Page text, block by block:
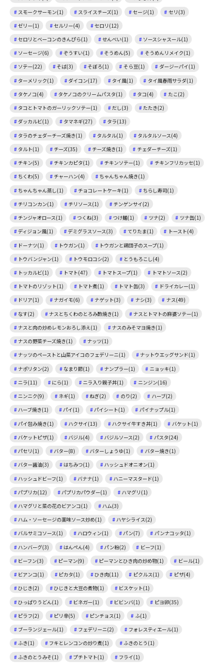
スモークサーモン(1)
スライスチーズ(1) セージ(1)
セリ(3)
ゼリー(1)
セルリー(4)
セロリ(12)
セロリとベーコンのきんぴら(1)
せんべい(1)
ソースシャスール(1)
ソーセージ(6)
ぞうすい(1) そうめん(5)
そうめんリメイク(1)
ソテー(22)
そば(3) そぼろ(1) そら豆(1)
ダージーパイ(1)
ターメリック(1)
ダイコン(17) タイ風(1)
タイ風春雨サラダ(1)
タケノコ(4)
タケノコのクリームパスタ(1) タコ(4)
たこ(2)
タコとトマトのガーリックソテー(1)
だし(3)
たたき(2)
ダッカルビ(1)
タマネギ(27)
タラ(13)
タラのチェダーチーズ焼き(1)
タルタル(1)
タルタルソース(4)
タルト(1)
チーズ(35) チーズ焼き(1)
チェダーチーズ(1)
チキン(5)
チキンカピタ(1) チキンソテー(1)
チキンフリカッセ(1)
ちくわ(5)
チャーハン(4)
ちゃんちゃん焼き(1)
ちゃんちゃん蒸し(1)
チョコレートケーキ(1)
ちらし寿司(1)
チリコンカン(1)
チリソース(1)
チンゲンサイ(2)
チンジャオロース(1)
つくね(3) つけ麺(1) ツナ(2)
ツナ缶(1)
ディジョン風(1)
デミグラスソース(3) てりたま(1)
トースト(4)
ドーナツ(1)
トウガン(1)
トウガンと鶏団子のスープ(1)
トウバンジャン(1)
トウモロコシ(2)
とうもろこし(4)
トッカルビ(1)
トマト(47) トマトスープ(1)
トマトソース(2)
トマトのリゾット(1)
トマト煮(1) トマト缶(3)
ドライカレー(1)
ドリア(1)
ナガイモ(6) ナゲット(3) ナシ(3)
ナス(49)
なす(2)
ナスとちくわのとろみ酢焼き(1)
ナスとトマトの麻婆ソテー(1)
ナスと肉の炒めレモンおろし添え(1)
ナスのみそマヨ焼き(1)
ナスの野菜チーズ焼き(1)
ナッツ(1)
ナッツのペーストと山菜アイコのフェデリーニ(1)
ナットウエッグサンド(1)
ナポリタン(2)
なまり節(1) ナンプラー(1)
ニョッキ(1)
ニラ(11)
にら(1) ニラ入り親子丼(1)
ニンジン(16)
ニンニク(9)
ネギ(1) ねぎ(2) のり(2)
ハーブ(2)
ハーブ焼き(1)
パイ(1) パイシート(1)
パイナップル(1)
パイ包み焼き(1)
ハクサイ(13) ハクサイ牛すき丼(1)
バケット(1)
バケットピザ(1)
バジル(4) バジルソース(2)
パスタ(24)
パセリ(1)
バター(8) バターしょうゆ(1)
バター焼き(1)
バター醤油(3)
はちみつ(1)
ハッシュドオニオン(1)
ハッシュドビーフ(1)
バナナ(1)
ハニーマスタード(1)
パプリカ(12)
パプリカパウダー(1)
ハマグリ(1)
ハマグリと菜の花のビアンコ(1)
ハム(3)
ハム・ソーセージの薬味ソース炒め(1)
ハヤシライス(2)
バルサミコソース(1)
ハロウィン(1) パン(7)
パンナコッタ(1)
ハンバーグ(3)
はんぺん(4) パン粉(2)
ビーフ(1)
ビーフン(3)
ピーマン(9) ピーマンとひき肉の炒め物(1)
ビール(1)
ビアンコ(1)
ピカタ(1) ひき肉(11) ピクルス(1)
ピザ(4)
ひじき(2)
ひじきと大豆の煮物(1)
ビスケット(1)
ひっぱりうどん(1)
ビネガー(1) ビビンバ(1)
ピヨ卵(35)
ピラフ(2)
ピリ辛(5) ピンチョス(1)
ふ(1)
ブーランジェール(1)
フェデリーニ(2)
フォレスティエール(1)
ふき(1)
フキとレンコンの炒り煮(1)
ふきのとう(1)
ふきのとうみそ(1)
プチトマト(1)
フライ(1)